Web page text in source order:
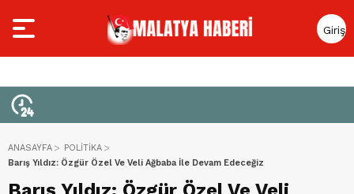
Giriş
Yap
ANASAYFA
POLİTİKA
Barış Yıldız: Özgür Özel Ve Veli Ağbaba İle Devam Edeceğiz